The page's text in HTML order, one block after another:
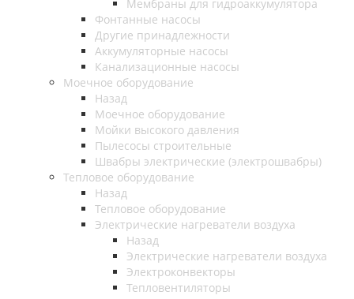
Мембраны для гидроаккумулятора
Фонтанные насосы
Другие принадлежности
Аккумуляторные насосы
Канализационные насосы
Моечное оборудование
Назад
Моечное оборудование
Мойки высокого давления
Пылесосы строительные
Швабры электрические (электрошвабры)
Тепловое оборудование
Назад
Тепловое оборудование
Электрические нагреватели воздуха
Назад
Электрические нагреватели воздуха
Электроконвекторы
Тепловентиляторы